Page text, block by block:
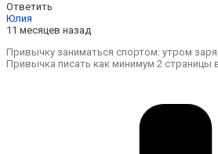
Ответить
Юлия
11 месяцев назад
Привычку заниматься спортом: утром
Привычка писать как минимум 2 страницы